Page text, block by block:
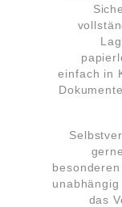
einfach in
das